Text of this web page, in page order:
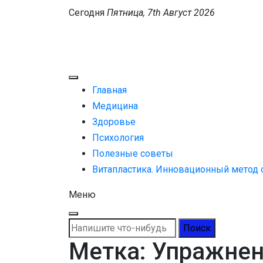
Сегодня Пятница, 7th Август 2026
Главная
Медицина
Здоровье
Психология
Полезные советы
Витапластика. Инновационный
Меню
Найти:
Метка: